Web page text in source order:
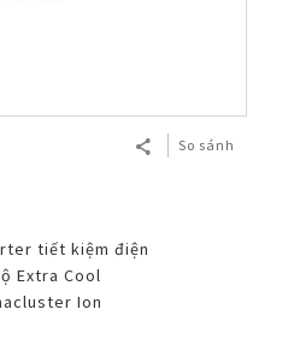
So sánh
tiết kiệm điện
Extra Cool
Ion